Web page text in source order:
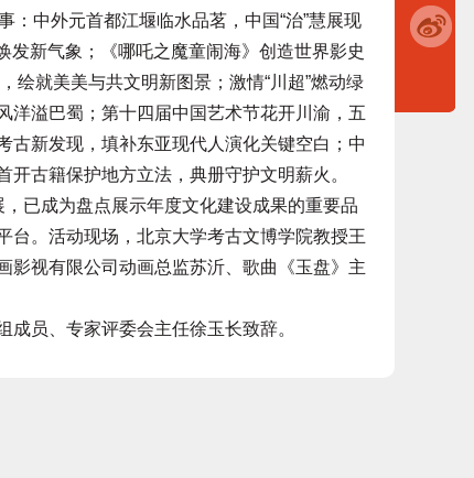
中外元首都江堰临水品茗，中国“治”慧展现
发新气象；《哪吒之魔童闹海》创造世界影史
绘就美美与共文明新图景；激情“川超”燃动绿
洋溢巴蜀；第十四届中国艺术节花开川渝，五
古新发现，填补东亚现代人演化关键空白；中
古籍保护地方立法，典册守护文明薪火。
成为盘点展示年度文化建设成果的重要品
台。活动现场，北京大学考古文博学院教授王
影视有限公司动画总监苏沂、歌曲《玉盘》主
员、专家评委会主任徐玉长致辞。